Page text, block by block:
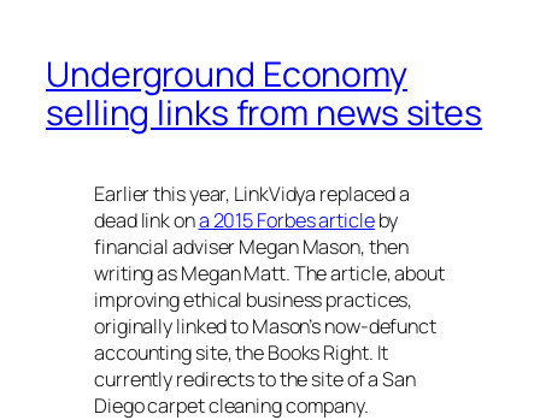
Underground Economy
selling links from news sites
Earlier this year, LinkVidya replaced a
dead link ona 2015 Forbes articleby
financial adviser Megan Mason, then
writing as Megan Matt. The article, about
improving ethical business practices,
originally linked to Mason’s now-defunct
accounting site, the Books Right. It
currently redirects to the site of a San
Diego carpet cleaning company.